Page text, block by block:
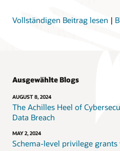
Vollständigen Beitrag lesen |
Ausgewählte Blogs
AUGUST 8, 2024
The Achilles Heel of
Data Breach
MAY 2, 2024
Schema-level privilege grants